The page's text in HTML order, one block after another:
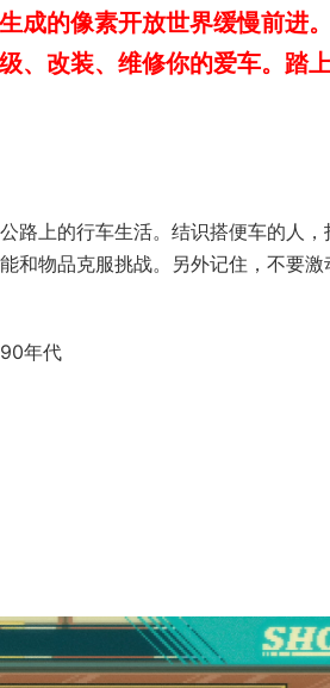
成的像素开放世界缓慢前进
、改装、维修你的爱车。踏
路上的行车生活。结识搭便车的人，
和物品克服挑战。另外记住，不要激
年代